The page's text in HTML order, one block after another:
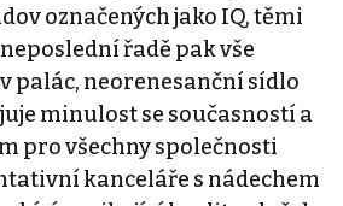
označených jako IQ, těmi
neposlední řadě pak vše
palác, neorenesanční sídlo
minulost se současností a
pro všechny společnosti
kanceláře s nádechem